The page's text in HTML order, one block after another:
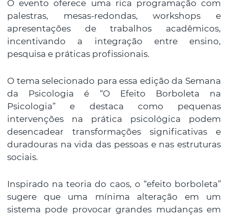
O evento oferece uma rica programação com
palestras, mesas-redondas, workshops e
apresentações de trabalhos acadêmicos,
incentivando a integração entre ensino,
pesquisa e práticas profissionais.
O tema selecionado para essa edição da Semana
da Psicologia é “O Efeito Borboleta na
Psicologia” e destaca como pequenas
intervenções na prática psicológica podem
desencadear transformações significativas e
duradouras na vida das pessoas e nas estruturas
sociais.
Inspirado na teoria do caos, o “efeito borboleta”
sugere que uma mínima alteração em um
sistema pode provocar grandes mudanças em